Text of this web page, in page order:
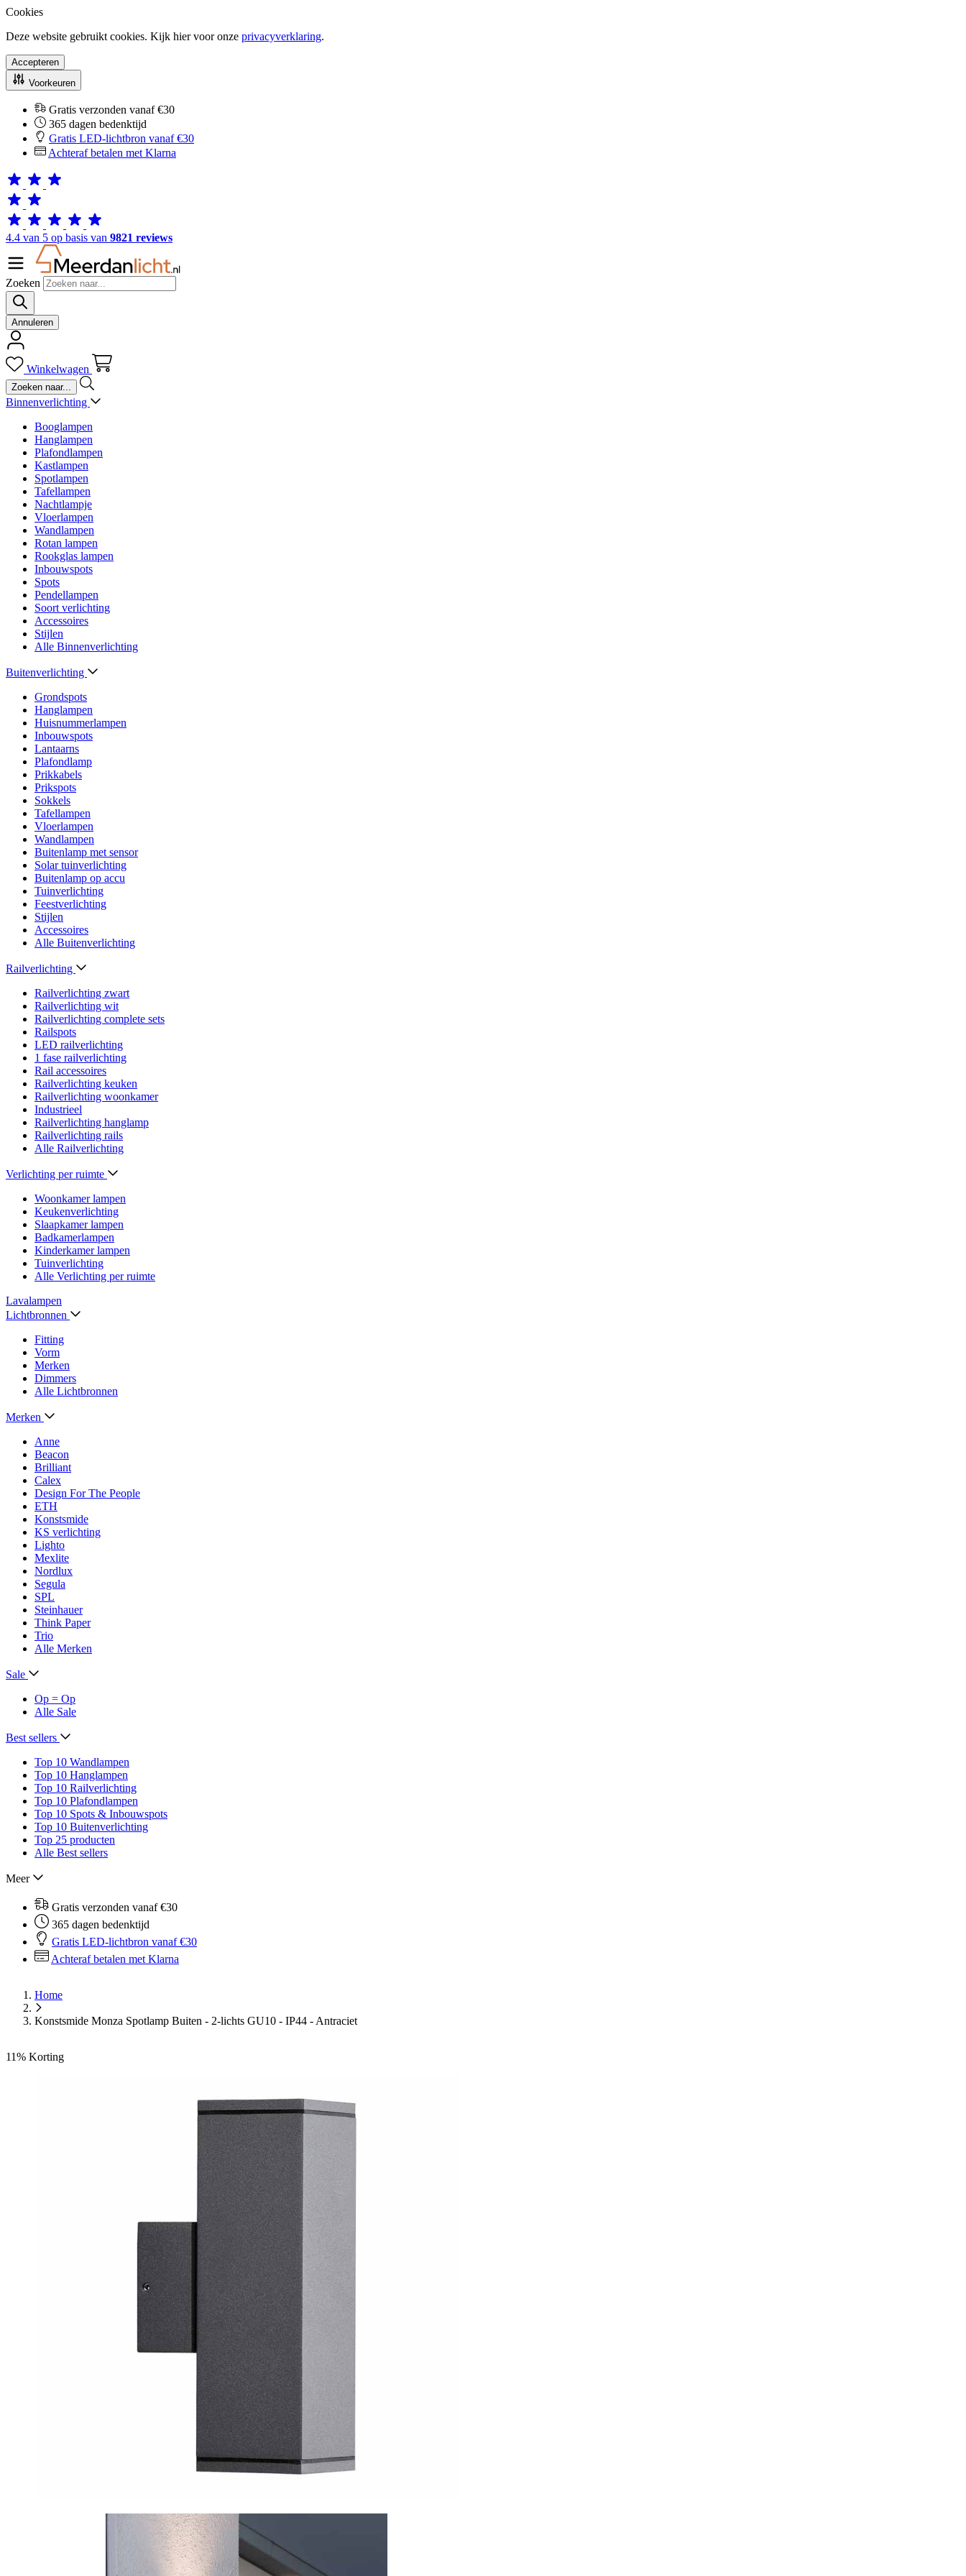
Cookies
Deze website gebruikt cookies. Kijk hier voor onze privacyverklaring.
Accepteren
Voorkeuren
Gratis verzonden vanaf €30
365 dagen bedenktijd
Gratis LED-lichtbron vanaf €30
Achteraf betalen met Klarna
4.4 van 5 op basis van 9821 reviews
Zoeken
Annuleren
Winkelwagen
Binnenverlichting
Booglampen
Hanglampen
Plafondlampen
Kastlampen
Spotlampen
Tafellampen
Nachtlampje
Vloerlampen
Wandlampen
Rotan lampen
Rookglas lampen
Inbouwspots
Spots
Pendellampen
Soort verlichting
Accessoires
Stijlen
Alle Binnenverlichting
Buitenverlichting
Grondspots
Hanglampen
Huisnummerlampen
Inbouwspots
Lantaarns
Plafondlamp
Prikkabels
Prikspots
Sokkels
Tafellampen
Vloerlampen
Wandlampen
Buitenlamp met sensor
Solar tuinverlichting
Buitenlamp op accu
Tuinverlichting
Feestverlichting
Stijlen
Accessoires
Alle Buitenverlichting
Railverlichting
Railverlichting zwart
Railverlichting wit
Railverlichting complete sets
Railspots
LED railverlichting
1 fase railverlichting
Rail accessoires
Railverlichting keuken
Railverlichting woonkamer
Industrieel
Railverlichting hanglamp
Railverlichting rails
Alle Railverlichting
Verlichting per ruimte
Woonkamer lampen
Keukenverlichting
Slaapkamer lampen
Badkamerlampen
Kinderkamer lampen
Tuinverlichting
Alle Verlichting per ruimte
Lavalampen
Lichtbronnen
Fitting
Vorm
Merken
Dimmers
Alle Lichtbronnen
Merken
Anne
Beacon
Brilliant
Calex
Design For The People
ETH
Konstsmide
KS verlichting
Lighto
Mexlite
Nordlux
Segula
SPL
Steinhauer
Think Paper
Trio
Alle Merken
Sale
Op = Op
Alle Sale
Best sellers
Top 10 Wandlampen
Top 10 Hanglampen
Top 10 Railverlichting
Top 10 Plafondlampen
Top 10 Spots & Inbouwspots
Top 10 Buitenverlichting
Top 25 producten
Alle Best sellers
Meer
Gratis verzonden vanaf €30
365 dagen bedenktijd
Gratis LED-lichtbron vanaf €30
Achteraf betalen met Klarna
Home
Konstsmide Monza Spotlamp Buiten - 2-lichts GU10 - IP44 - Antraciet
11% Korting